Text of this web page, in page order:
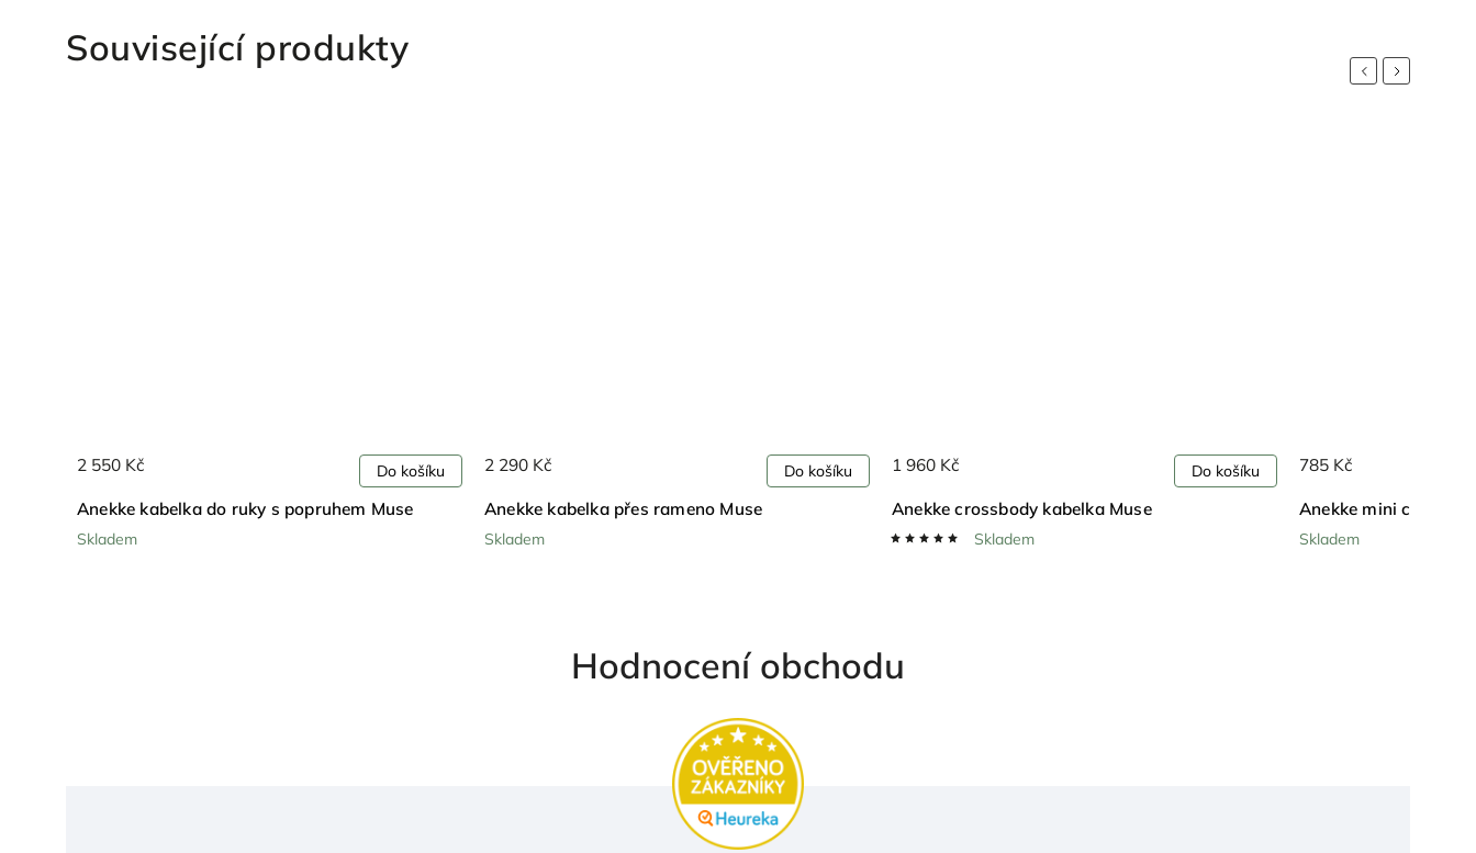
Související produkty
Previous
s popruhem Muse
Do košíku
Anekke kabelka přes rameno Muse
Do košíku
Anekke crossbody kabelka Muse
Do košíku
Anekke mini crossbody Muse
Next
Hodnocení obchodu